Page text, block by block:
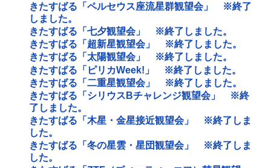
きたすばる「ペルセウス座流星群観望会」 ※終了
しました。
きたすばる「七夕観望会」 ※終了しました。
きたすばる「超新星観望会」 ※終了しました。
きたすばる「太陽観望会」 ※終了しました。
きたすばる「ピリカWeek!」 ※終了しました。
きたすばる「二重星観望会」 ※終了しました。
きたすばる「シリウスBチャレンジ観望会」 ※終
了しました。
きたすばる「木星・金星接近観望会」 ※終了しま
した。
きたすばる「冬の星雲・星団観望会」 ※終了しま
した。